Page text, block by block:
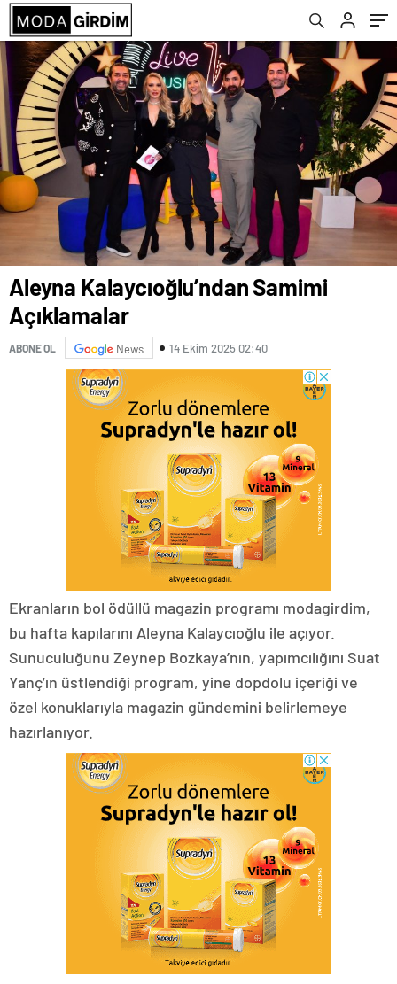
Aleyna Kalaycıoğlu’ndan Samimi
Açıklamalar
ABONE OL News 14 Ekim 2025 02:40
Ekranların bol ödüllü magazin programı modagirdim,
bu hafta kapılarını Aleyna Kalaycıoğlu ile açıyor.
Sunuculuğunu Zeynep Bozkaya’nın, yapımcılığını Suat
Yanç’ın üstlendiği program, yine dopdolu içeriği ve
özel konuklarıyla magazin gündemini belirlemeye
hazırlanıyor.